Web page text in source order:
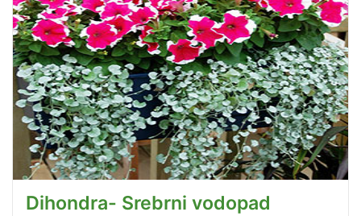
Dihondra- Srebrni vodopad